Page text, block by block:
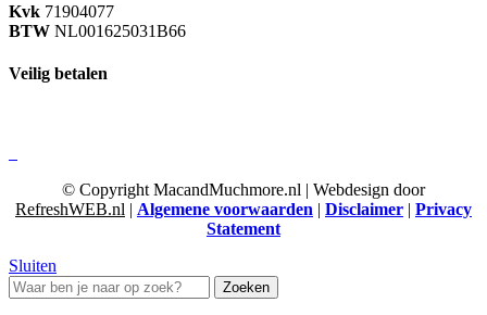
Kvk 71904077
BTW NL001625031B66
Veilig betalen
© Copyright MacandMuchmore.nl | Webdesign door
RefreshWEB.nl | Algemene voorwaarden | Disclaimer | Privacy
Statement
Sluiten
Zoeken